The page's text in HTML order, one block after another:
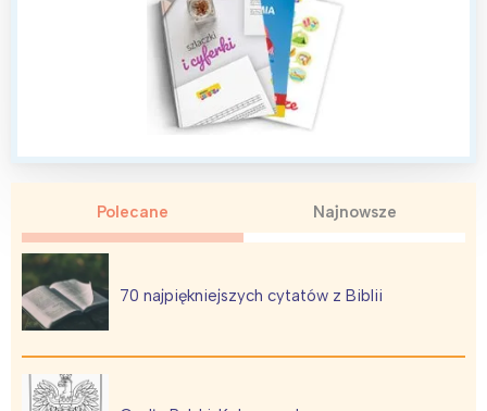
Polecane Najnowsze
70 najpiękniejszych cytatów z Biblii